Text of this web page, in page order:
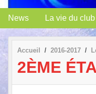
News La vie du club
Accueil 2016-2017
2ÈME